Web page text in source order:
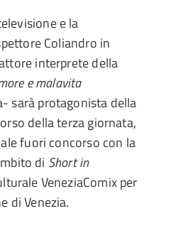
e la
Coliandro in
interprete della
e malavita
sarà protagonista della
della terza giornata,
fuori concorso con la
di Short in
VeneziaComix per
di Venezia.